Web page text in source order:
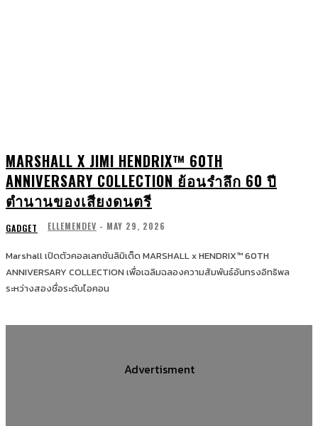
MARSHALL X JIMI HENDRIX™ 60TH
ANNIVERSARY COLLECTION ย้อนรำลึก 60 ปี
ตำนานของเสียงดนตรี
GADGET ELLEMENDEV - MAY 29, 2026
Marshall เปิดตัวคอลเลกชันลิมิเต็ด MARSHALL x HENDRIX™ 60TH
ANNIVERSARY COLLECTION เพื่อเฉลิมฉลองความสัมพันธ์อันทรงอิทธิพล
ระหว่างสองชื่อระดับไอคอน
Advertisment